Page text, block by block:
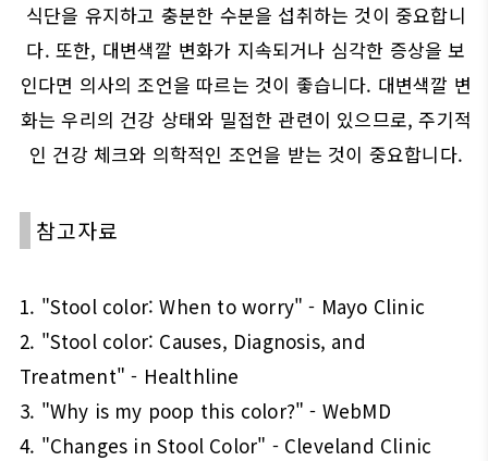
식단을 유지하고 충분한 수분을 섭취하는 것이 중요합니
다. 또한, 대변색깔 변화가 지속되거나 심각한 증상을 보
인다면 의사의 조언을 따르는 것이 좋습니다. 대변색깔 변
화는 우리의 건강 상태와 밀접한 관련이 있으므로, 주기적
인 건강 체크와 의학적인 조언을 받는 것이 중요합니다.
참고자료
1. "Stool color: When to worry" - Mayo Clinic
2. "Stool color: Causes, Diagnosis, and
Treatment" - Healthline
3. "Why is my poop this color?" - WebMD
4. "Changes in Stool Color" - Cleveland Clinic